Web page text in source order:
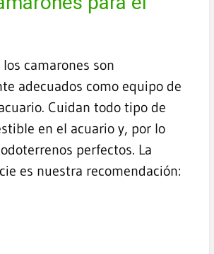
camarones son
adecuados como equipo de
Cuidan todo tipo de
en el acuario y, por lo
perfectos. La
es nuestra recomendación: